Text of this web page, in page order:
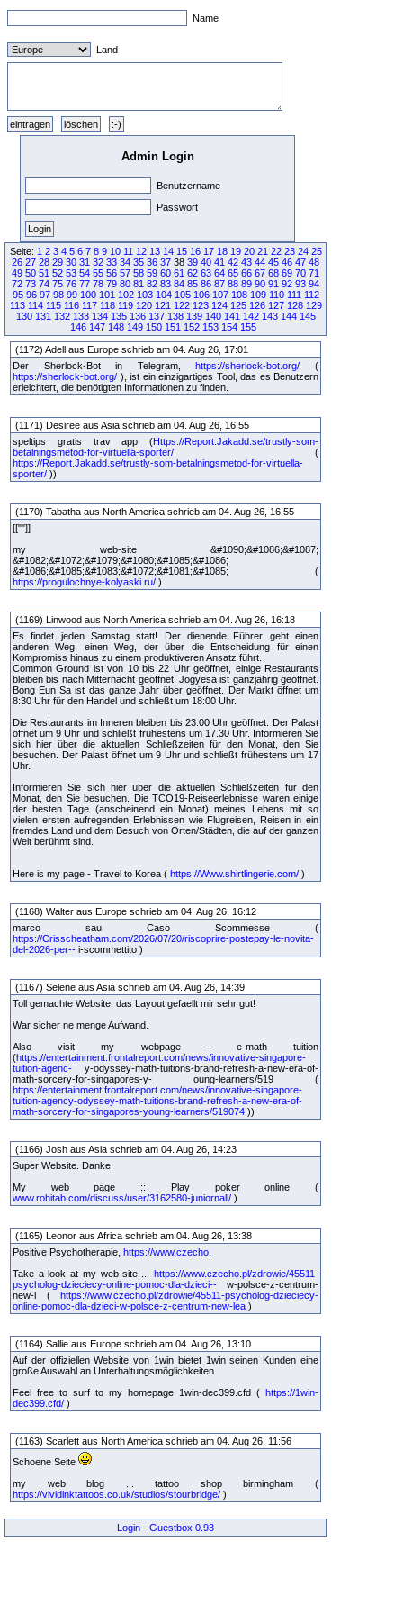
Name
Land
Admin Login
Benutzername
Passwort
Seite: 1 2 3 4 5 6 7 8 9 10 11 12 13 14 15 16 17 18 19 20 21 22 23 24 25
26 27 28 29 30 31 32 33 34 35 36 37 38 39 40 41 42 43 44 45 46 47 48
49 50 51 52 53 54 55 56 57 58 59 60 61 62 63 64 65 66 67 68 69 70 71
72 73 74 75 76 77 78 79 80 81 82 83 84 85 86 87 88 89 90 91 92 93 94
95 96 97 98 99 100 101 102 103 104 105 106 107 108 109 110 111 112
113 114 115 116 117 118 119 120 121 122 123 124 125 126 127 128 129
130 131 132 133 134 135 136 137 138 139 140 141 142 143 144 145
146 147 148 149 150 151 152 153 154 155
(1172) Adell aus Europe schrieb am 04. Aug 26, 17:01
Der Sherlock-Bot in Telegram,https://sherlock-bot.org/ (
https://sherlock-bot.org/ ), ist ein einzigartiges Tool, das es Benutzern
erleichtert, die benötigten Informationen zu finden.
(1171) Desiree aus Asia schrieb am 04. Aug 26, 16:55
speltips gratis trav app (Https://Report.Jakadd.se/trustly-som-
betalningsmetod-for-virtuella-sporter/ (
https://Report.Jakadd.se/trustly-som-betalningsmetod-for-virtuella-
sporter/ ))
(1170) Tabatha aus North America schrieb am 04. Aug 26, 16:55
[[""]]
my web-site &#1090;&#1086;&#1087;
&#1082;&#1072;&#1079;&#1080;&#1085;&#1086;
&#1086;&#1085;&#1083;&#1072;&#1081;&#1085; (
https://progulochnye-kolyaski.ru/ )
(1169) Linwood aus North America schrieb am 04. Aug 26, 16:18
Es findet jeden Samstag statt! Der dienende Führer geht einen
anderen Weg, einen Weg, der über die Entscheidung für einen
Kompromiss hinaus zu einem produktiveren Ansatz führt.
Common Ground ist von 10 bis 22 Uhr geöffnet, einige Restaurants
bleiben bis nach Mitternacht geöffnet. Jogyesa ist ganzjährig geöffnet.
Bong Eun Sa ist das ganze Jahr über geöffnet. Der Markt öffnet um
8:30 Uhr für den Handel und schließt um 18:00 Uhr.
Die Restaurants im Inneren bleiben bis 23:00 Uhr geöffnet. Der Palast
öffnet um 9 Uhr und schließt frühestens um 17.30 Uhr. Informieren Sie
sich hier über die aktuellen Schließzeiten für den Monat, den Sie
besuchen. Der Palast öffnet um 9 Uhr und schließt frühestens um 17
Uhr.
Informieren Sie sich hier über die aktuellen Schließzeiten für den
Monat, den Sie besuchen. Die TCO19-Reiseerlebnisse waren einige
der besten Tage (anscheinend ein Monat) meines Lebens mit so
vielen ersten aufregenden Erlebnissen wie Flugreisen, Reisen in ein
fremdes Land und dem Besuch von Orten/Städten, die auf der ganzen
Welt berühmt sind.
Here is my page - Travel to Korea ( https://Www.shirtlingerie.com/ )
(1168) Walter aus Europe schrieb am 04. Aug 26, 16:12
marco sau Caso Scommesse (
https://Crisscheatham.com/2026/07/20/riscoprire-postepay-le-novita-
del-2026-per-- i-scommettito )
(1167) Selene aus Asia schrieb am 04. Aug 26, 14:39
Toll gemachte Website, das Layout gefaellt mir sehr gut!
War sicher ne menge Aufwand.
Also visit my webpage - e-math tuition
(https://entertainment.frontalreport.com/news/innovative-singapore-
tuition-agenc- y-odyssey-math-tuitions-brand-refresh-a-new-era-of-
math-sorcery-for-singapores-y- oung-learners/519 (
https://entertainment.frontalreport.com/news/innovative-singapore-
tuition-agency-odyssey-math-tuitions-brand-refresh-a-new-era-of-
math-sorcery-for-singapores-young-learners/519074 ))
(1166) Josh aus Asia schrieb am 04. Aug 26, 14:23
Super Website. Danke.
My web page :: Play poker online (
www.rohitab.com/discuss/user/3162580-juniornall/ )
(1165) Leonor aus Africa schrieb am 04. Aug 26, 13:38
Positive Psychotherapie, https://www.czecho.
Take a look at my web-site ... https://www.czecho.pl/zdrowie/45511-
psycholog-dzieciecy-online-pomoc-dla-dzieci-- w-polsce-z-centrum-
new-l ( https://www.czecho.pl/zdrowie/45511-psycholog-dzieciecy-
online-pomoc-dla-dzieci-w-polsce-z-centrum-new-lea )
(1164) Sallie aus Europe schrieb am 04. Aug 26, 13:10
Auf der offiziellen Website von 1win bietet 1win seinen Kunden eine
große Auswahl an Unterhaltungsmöglichkeiten.
Feel free to surf to my homepage 1win-dec399.cfd ( https://1win-
dec399.cfd/ )
(1163) Scarlett aus North America schrieb am 04. Aug 26, 11:56
Schoene Seite
my web blog ... tattoo shop birmingham (
https://vividinktattoos.co.uk/studios/stourbridge/ )
Login - Guestbox 0.93